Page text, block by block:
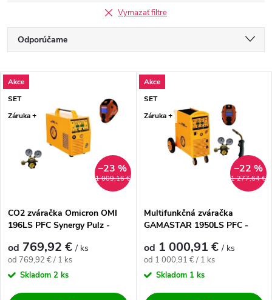
Vymazať filtre
Radenie produktov
Odporúčame
Najdrahšie
Najpredávanejšie
Abecedne
Výpis produktov
Akce
SET
Záruka +
1 009,16 €
–23 %
CO2 zváračka Omicron OMI
196LS PFC Synergy Pulz -
od 769,92 €/ ks
Jednotková cena:
od 769,92 € / 1 ks
Skladom 2 ks
Akce
SET
Záruka +
1 277,64 €
–22 %
Multifunkčná zváračka
GAMASTAR 1950LS PFC -
od 1 000,91 €/ ks
Jednotková cena:
od 1 000,91 € / 1 ks
Skladom 1 ks